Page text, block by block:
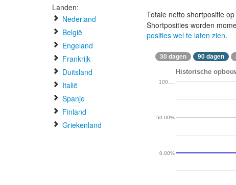
Landen:
Nederland
België
Engeland
Frankrijk
Duitsland
Italië
Spanje
Finland
Griekenland
Totale netto shortpositie
Shortposities worden
posities wel te laten zien.
30 dagen 90 dagen
Historische
0.00%
50.00%
100.…